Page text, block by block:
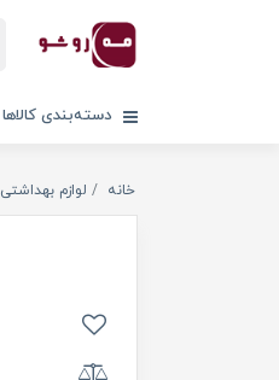
دسته‌بندی کالاها
خانه لوازم بهداشتی